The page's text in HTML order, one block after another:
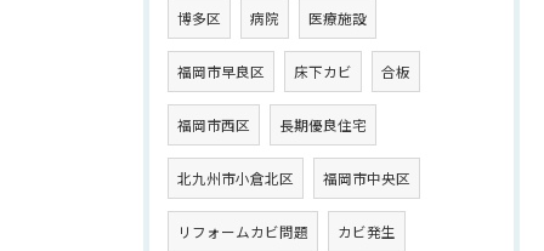
博多区 病院 医療施設
福岡市早良区 床下カビ 合板
福岡市西区 長期優良住宅
北九州市小倉北区 福岡市中央区
リフォームカビ問題 カビ発生